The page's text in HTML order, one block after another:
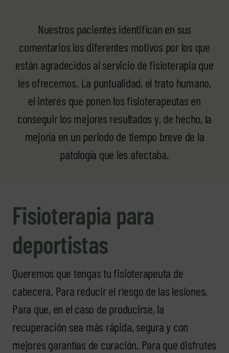
Nuestros pacientes identifican en sus
comentarios los diferentes motivos por los que
están agradecidos al servicio de fisioterapia que
les ofrecemos. La puntualidad, el trato humano,
el interés que ponen los fisioterapeutas en
conseguir los mejores resultados y, de hecho, la
mejoría en un periodo de tiempo breve de la
patología que les afectaba.
Fisioterapia para
deportistas
Queremos que tengas tu fisioterapeuta de
cabecera. Para reducir el riesgo de las lesiones.
Para que, en el caso de producirse, la
recuperación sea más rápida, segura y con
mejores garantías de curación. Para que disfrutes